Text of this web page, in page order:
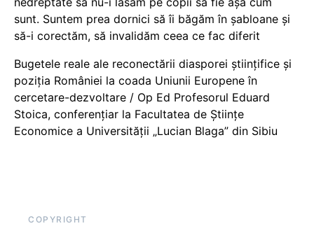
sunt. Suntem prea dornici să îi băgăm în șabloane și
să-i corectăm, să invalidăm ceea ce fac diferit
Bugetele reale ale reconectării diasporei științifice și
poziția României la coada Uniunii Europene în
cercetare-dezvoltare / Op Ed Profesorul Eduard
Stoica, conferențiar la Facultatea de Științe
Economice a Universității „Lucian Blaga” din Sibiu
COPYRIGHT